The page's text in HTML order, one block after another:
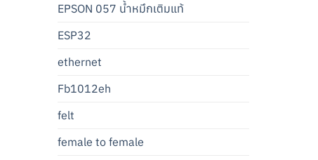
EPSON 057 น้ำหมึกเติมแท้
ESP32
ethernet
Fb1012eh
felt
female to female